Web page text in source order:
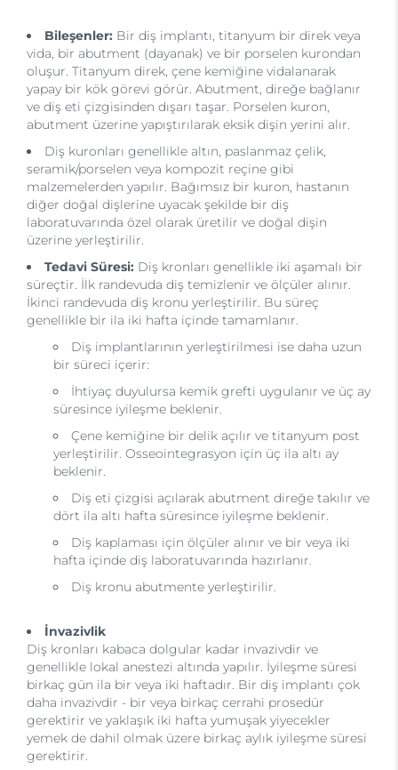
Bileşenler: Bir diş implantı, titanyum bir direk veya
vida, bir abutment (dayanak) ve bir porselen kurondan
oluşur. Titanyum direk, çene kemiğine vidalanarak
yapay bir kök görevi görür. Abutment, direğe bağlanır
ve diş eti çizgisinden dışarı taşar. Porselen kuron,
abutment üzerine yapıştırılarak eksik dişin yerini alır.
Diş kuronları genellikle altın, paslanmaz çelik,
seramik/porselen veya kompozit reçine gibi
malzemelerden yapılır. Bağımsız bir kuron, hastanın
diğer doğal dişlerine uyacak şekilde bir diş
laboratuvarında özel olarak üretilir ve doğal dişin
üzerine yerleştirilir.
Tedavi Süresi: Diş kronları genellikle iki aşamalı bir
süreçtir. İlk randevuda diş temizlenir ve ölçüler alınır.
İkinci randevuda diş kronu yerleştirilir. Bu süreç
genellikle bir ila iki hafta içinde tamamlanır.
Diş implantlarının yerleştirilmesi ise daha uzun
bir süreci içerir:
İhtiyaç duyulursa kemik grefti uygulanır ve üç ay
süresince iyileşme beklenir.
Çene kemiğine bir delik açılır ve titanyum post
yerleştirilir. Osseointegrasyon için üç ila altı ay
beklenir.
Diş eti çizgisi açılarak abutment direğe takılır ve
dört ila altı hafta süresince iyileşme beklenir.
Diş kaplaması için ölçüler alınır ve bir veya iki
hafta içinde diş laboratuvarında hazırlanır.
Diş kronu abutmente yerleştirilir.
İnvazivlik
Diş kronları kabaca dolgular kadar invazivdir ve
genellikle lokal anestezi altında yapılır. İyileşme süresi
birkaç gün ila bir veya iki haftadır. Bir diş implantı çok
daha invazivdir - bir veya birkaç cerrahi prosedür
gerektirir ve yaklaşık iki hafta yumuşak yiyecekler
yemek de dahil olmak üzere birkaç aylık iyileşme süresi
gerektirir.